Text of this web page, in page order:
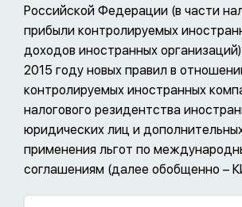
Российской Федерации (в части
прибыли контролируемых
доходов иностранных
2015 году новых правил в
контролируемых иностранных
налогового резидентства
юридических лиц и
применения льгот по
соглашениям (далее обобщенно –